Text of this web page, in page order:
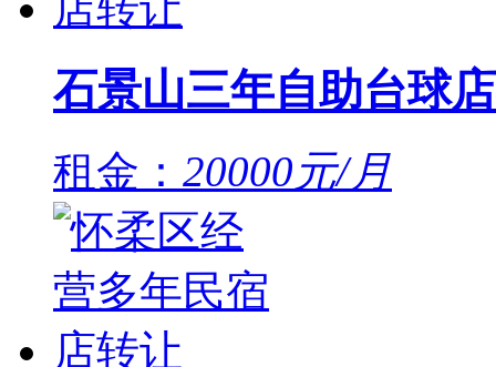
石景山三年自助台球
租金： 20000元/月